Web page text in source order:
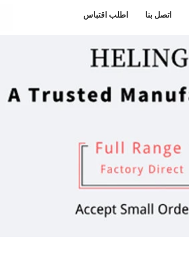
اتصل بنا اطلب اقتباس